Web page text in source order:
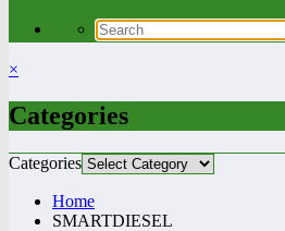
×
Categories
Categories
Home
SMARTDIESEL